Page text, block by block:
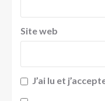
Site web
J’ai lu et